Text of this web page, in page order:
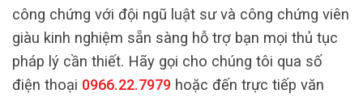
công chứng với đội ngũ luật sư và công chứng viên
giàu kinh nghiệm sẵn sàng hỗ trợ bạn mọi thủ tục
pháp lý cần thiết. Hãy gọi cho chúng tôi qua số
điện thoại 0966.22.7979 hoặc đến trực tiếp văn